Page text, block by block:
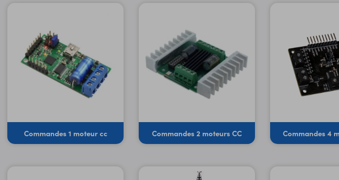
Commandes 1 moteur cc Commandes 2 moteurs CC Commandes 4